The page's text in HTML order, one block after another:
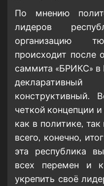
По мнению
лидеров
организацию
происходит после
саммита «БРИКС» в
четкой концепции
как в политике,
всего, конечно,
эта республика
всех перемен и
укрепить своё